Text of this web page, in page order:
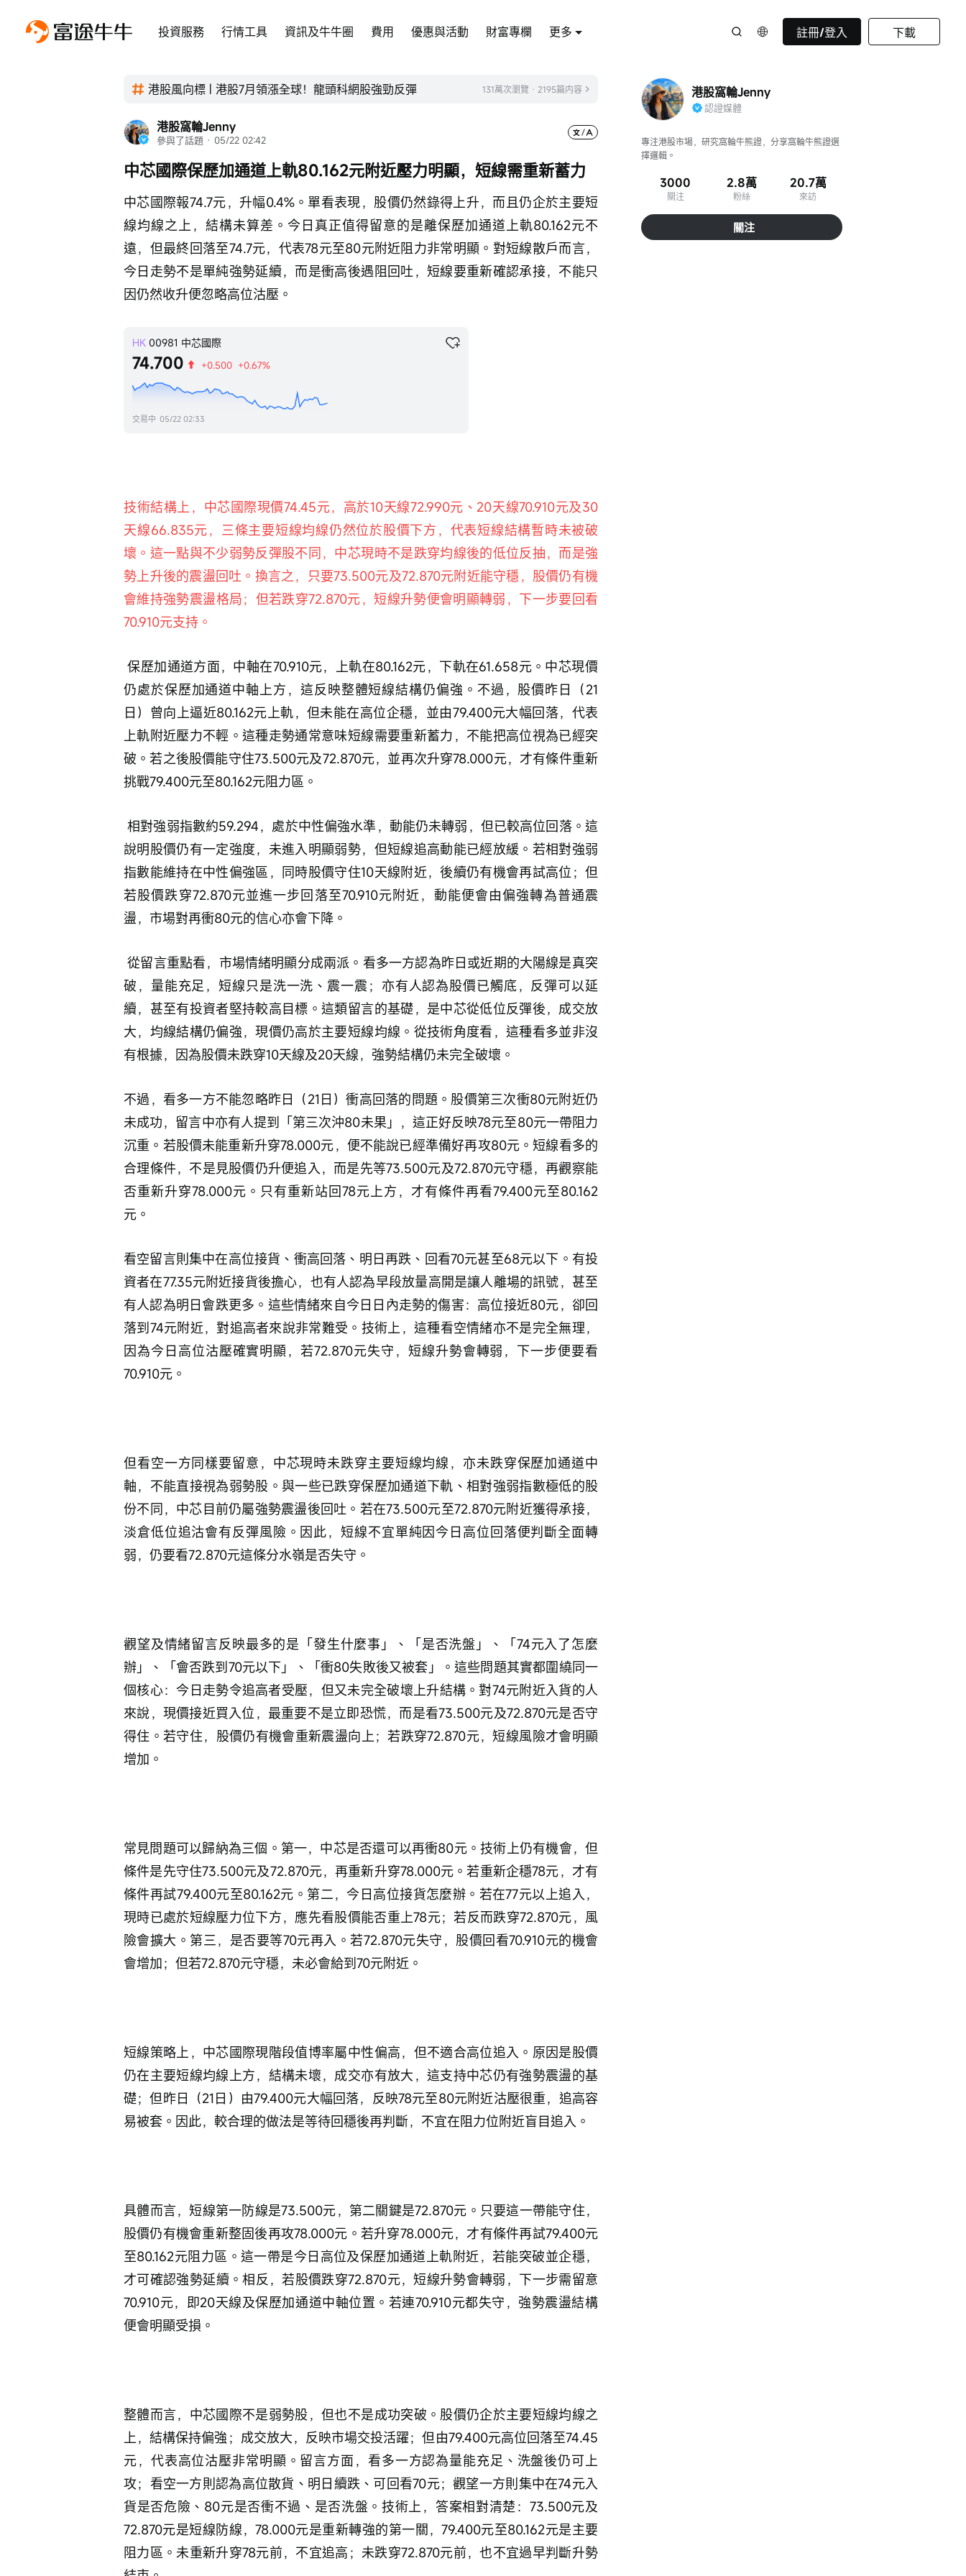
投資服務 行情工具 資訊及牛牛圈 費用 優惠與活動 財富專欄 更多 註冊/登入 下載
港股風向標 | 港股7月領漲全球！龍頭科網股強勁反彈 131萬次瀏覽 · 2195篇内容
港股窩輪Jenny
參與了話題 · 05/22 02:42
中芯國際保歷加通道上軌80.162元附近壓力明顯，短線需重新蓄力
中芯國際報74.7元，升幅0.4%。單看表現，股價仍然錄得上升，而且仍企於主要短
線均線之上，結構未算差。今日真正值得留意的是離保歷加通道上軌80.162元不
遠，但最終回落至74.7元，代表78元至80元附近阻力非常明顯。對短線散戶而言，
今日走勢不是單純強勢延續，而是衝高後遇阻回吐，短線要重新確認承接，不能只
因仍然收升便忽略高位沽壓。
HK 00981 中芯國際
74.700 +0.500 +0.67%
交易中 05/22 02:33
技術結構上，中芯國際現價74.45元，高於10天線72.990元、20天線70.910元及30
天線66.835元，三條主要短線均線仍然位於股價下方，代表短線結構暫時未被破
壞。這一點與不少弱勢反彈股不同，中芯現時不是跌穿均線後的低位反抽，而是強
勢上升後的震盪回吐。換言之，只要73.500元及72.870元附近能守穩，股價仍有機
會維持強勢震盪格局；但若跌穿72.870元，短線升勢便會明顯轉弱，下一步要回看
70.910元支持。
保歷加通道方面，中軸在70.910元，上軌在80.162元，下軌在61.658元。中芯現價
仍處於保歷加通道中軸上方，這反映整體短線結構仍偏強。不過，股價昨日（21
日）曾向上逼近80.162元上軌，但未能在高位企穩，並由79.400元大幅回落，代表
上軌附近壓力不輕。這種走勢通常意味短線需要重新蓄力，不能把高位視為已經突
破。若之後股價能守住73.500元及72.870元，並再次升穿78.000元，才有條件重新
挑戰79.400元至80.162元阻力區。
相對強弱指數約59.294，處於中性偏強水準，動能仍未轉弱，但已較高位回落。這
說明股價仍有一定強度，未進入明顯弱勢，但短線追高動能已經放緩。若相對強弱
指數能維持在中性偏強區，同時股價守住10天線附近，後續仍有機會再試高位；但
若股價跌穿72.870元並進一步回落至70.910元附近，動能便會由偏強轉為普通震
盪，市場對再衝80元的信心亦會下降。
從留言重點看，市場情緒明顯分成兩派。看多一方認為昨日或近期的大陽線是真突
破，量能充足，短線只是洗一洗、震一震；亦有人認為股價已觸底，反彈可以延
續，甚至有投資者堅持較高目標。這類留言的基礎，是中芯從低位反彈後，成交放
大，均線結構仍偏強，現價仍高於主要短線均線。從技術角度看，這種看多並非沒
有根據，因為股價未跌穿10天線及20天線，強勢結構仍未完全破壞。
不過，看多一方不能忽略昨日（21日）衝高回落的問題。股價第三次衝80元附近仍
未成功，留言中亦有人提到「第三次沖80未果」，這正好反映78元至80元一帶阻力
沉重。若股價未能重新升穿78.000元，便不能說已經準備好再攻80元。短線看多的
合理條件，不是見股價仍升便追入，而是先等73.500元及72.870元守穩，再觀察能
否重新升穿78.000元。只有重新站回78元上方，才有條件再看79.400元至80.162
元。
看空留言則集中在高位接貨、衝高回落、明日再跌、回看70元甚至68元以下。有投
資者在77.35元附近接貨後擔心，也有人認為早段放量高開是讓人離場的訊號，甚至
有人認為明日會跌更多。這些情緒來自今日日內走勢的傷害：高位接近80元，卻回
落到74元附近，對追高者來說非常難受。技術上，這種看空情緒亦不是完全無理，
因為今日高位沽壓確實明顯，若72.870元失守，短線升勢會轉弱，下一步便要看
70.910元。
但看空一方同樣要留意，中芯現時未跌穿主要短線均線，亦未跌穿保歷加通道中
軸，不能直接視為弱勢股。與一些已跌穿保歷加通道下軌、相對強弱指數極低的股
份不同，中芯目前仍屬強勢震盪後回吐。若在73.500元至72.870元附近獲得承接，
淡倉低位追沽會有反彈風險。因此，短線不宜單純因今日高位回落便判斷全面轉
弱，仍要看72.870元這條分水嶺是否失守。
觀望及情緒留言反映最多的是「發生什麼事」、「是否洗盤」、「74元入了怎麼
辦」、「會否跌到70元以下」、「衝80失敗後又被套」。這些問題其實都圍繞同一
個核心：今日走勢令追高者受壓，但又未完全破壞上升結構。對74元附近入貨的人
來說，現價接近買入位，最重要不是立即恐慌，而是看73.500元及72.870元是否守
得住。若守住，股價仍有機會重新震盪向上；若跌穿72.870元，短線風險才會明顯
增加。
常見問題可以歸納為三個。第一，中芯是否還可以再衝80元。技術上仍有機會，但
條件是先守住73.500元及72.870元，再重新升穿78.000元。若重新企穩78元，才有
條件再試79.400元至80.162元。第二，今日高位接貨怎麼辦。若在77元以上追入，
現時已處於短線壓力位下方，應先看股價能否重上78元；若反而跌穿72.870元，風
險會擴大。第三，是否要等70元再入。若72.870元失守，股價回看70.910元的機會
會增加；但若72.870元守穩，未必會給到70元附近。
短線策略上，中芯國際現階段值博率屬中性偏高，但不適合高位追入。原因是股價
仍在主要短線均線上方，結構未壞，成交亦有放大，這支持中芯仍有強勢震盪的基
礎；但昨日（21日）由79.400元大幅回落，反映78元至80元附近沽壓很重，追高容
易被套。因此，較合理的做法是等待回穩後再判斷，不宜在阻力位附近盲目追入。
具體而言，短線第一防線是73.500元，第二關鍵是72.870元。只要這一帶能守住，
股價仍有機會重新整固後再攻78.000元。若升穿78.000元，才有條件再試79.400元
至80.162元阻力區。這一帶是今日高位及保歷加通道上軌附近，若能突破並企穩，
才可確認強勢延續。相反，若股價跌穿72.870元，短線升勢會轉弱，下一步需留意
70.910元，即20天線及保歷加通道中軸位置。若連70.910元都失守，強勢震盪結構
便會明顯受損。
整體而言，中芯國際不是弱勢股，但也不是成功突破。股價仍企於主要短線均線之
上，結構保持偏強；成交放大，反映市場交投活躍；但由79.400元高位回落至74.45
元，代表高位沽壓非常明顯。留言方面，看多一方認為量能充足、洗盤後仍可上
攻；看空一方則認為高位散貨、明日續跌、可回看70元；觀望一方則集中在74元入
貨是否危險、80元是否衝不過、是否洗盤。技術上，答案相對清楚：73.500元及
72.870元是短線防線，78.000元是重新轉強的第一關，79.400元至80.162元是主要
阻力區。未重新升穿78元前，不宜追高；未跌穿72.870元前，也不宜過早判斷升勢
港股窩輪Jenny
認證媒體
專注港股市場，研究窩輪牛熊證，分享窩輪牛熊證選
擇邏輯。
3000
關注
2.8萬
粉絲
20.7萬
來訪
關注